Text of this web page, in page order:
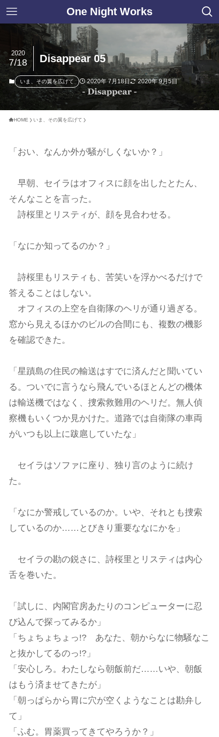
One Night Works
Disappear 05
2020
7/18
いま、その翼を広げて 2020年 7月18日 2020年 9月5日
HOME いま、その翼を広げて
「おい、なんか外が騒がしくないか？」
早朝、セイラはオフィスに顔を出したとたん、
そんなことを言った。
詩桜里とリスティが、顔を見合わせる。
「なにか知ってるのか？」
詩桜里もリスティも、苦笑いを浮かべるだけで
答えることはしない。
オフィスの上空を自衛隊のヘリが通り過ぎる。
窓から見えるほかのビルの合間にも、複数の機影
を確認できた。
「星蹟島の住民の輸送はすでに済んだと聞いてい
る。ついでに言うなら飛んでいるほとんどの機体
は輸送機ではなく、捜索救難用のヘリだ。無人偵
察機もいくつか見かけた。道路では自衛隊の車両
がいつも以上に跋扈していたな」
セイラはソファに座り、独り言のように続け
た。
「なにか警戒しているのか。いや、それとも捜索
しているのか……とびきり重要ななにかを」
セイラの勘の鋭さに、詩桜里とリスティは内心
舌を巻いた。
「試しに、内閣官房あたりのコンピューターに忍
び込んで探ってみるか」
「ちょちょちょっ!? あなた、朝からなに物騒なこ
と抜かしてるのっ!?」
「安心しろ。わたしなら朝飯前だ……いや、朝飯
はもう済ませてきたが」
「朝っぱらから胃に穴が空くようなことは勘弁し
て」
「ふむ。胃薬買ってきてやろうか？」